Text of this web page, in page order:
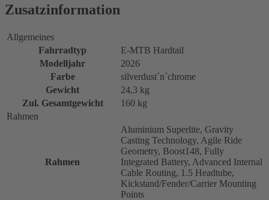
Zusatzinformation
Allgemeines
Fahrradtyp
E-MTB Hardtail
Modelljahr
2026
Farbe
silverdust´n´chrome
Gewicht
24,3 kg
Zul. Gesamtgewicht
160 kg
Rahmen
Rahmen
Aluminium Superlite, Gravity
Casting Technology, Agile Ride
Geometry, Boost148, Fully
Integrated Battery, Advanced Internal
Cable Routing, 1.5 Headtube,
Kickstand/Fender/Carrier Mounting
Points